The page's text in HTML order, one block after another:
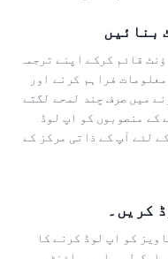
قائم کرکے اپنے ترجمہ
فراہم کرنے اور
میں صرف چند لمحے لگتے
کے منصوبوں کو اپ لوڈ
لئے آپ کے ذاتی مرکز کے
کو اپ لوڈ کرنے کا